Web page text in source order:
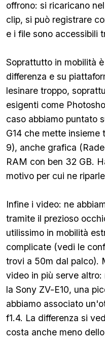
offrono: si ricaricano
clip, si può registrare
e i file sono accessibili
Soprattutto in mobilità
differenza e su
lesinare troppo,
esigenti come
caso abbiamo puntato
G14 che mette
9), anche grafica
RAM con ben 32 GB.
motivo per cui ne
Infine i video: ne
tramite il prezioso
utilissimo in mobilità
complicate (vedi le
trovi a 50m dal palco).
video in più serve
la Sony ZV-E10, una
abbiamo associato
f1.4. La differenza si
costa anche meno